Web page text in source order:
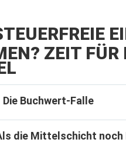
ZEIT FÜR
Buchwert-Falle
die Mittelschicht noch